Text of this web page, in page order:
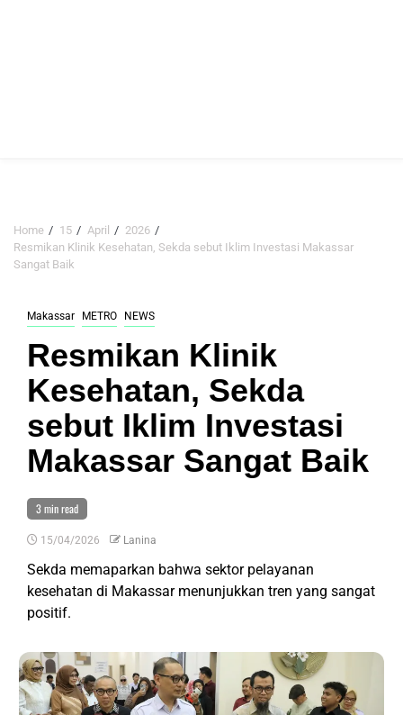
Home 15 April
2026
Resmikan Klinik Kesehatan, Sekda sebut Iklim Investasi Makassar
Sangat Baik
Makassar METRO NEWS
Resmikan Klinik
Kesehatan, Sekda
sebut Iklim Investasi
Makassar Sangat Baik
3 min read
15/04/2026 Lanina
Sekda memaparkan bahwa sektor pelayanan
kesehatan di Makassar menunjukkan tren yang sangat
positif.